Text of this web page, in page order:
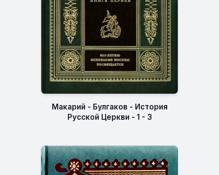
Макарий - Булгаков - История
Русской Церкви - 1 - 3